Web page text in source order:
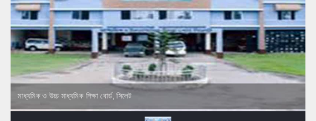
মাধ্যমিক ও উচ্চ মাধ্যমিক শিক্ষা বোর্ড, সিলেট